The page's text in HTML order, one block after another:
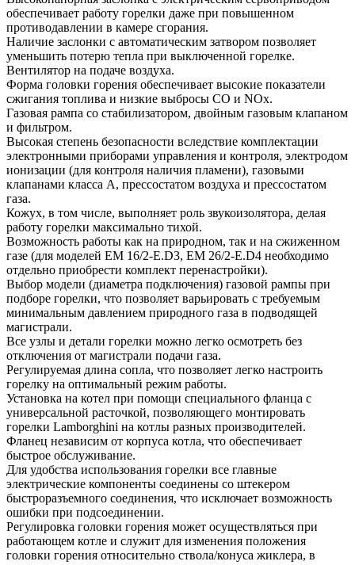
обеспечивает работу горелки даже при повышенном
противодавлении в камере сгорания.
Наличие заслонки с автоматическим затвором позволяет
уменьшить потерю тепла при выключенной горелке.
Вентилятор на подаче воздуха.
Форма головки горения обеспечивает высокие показатели
сжигания топлива и низкие выбросы CO и NOx.
Газовая рампа со стабилизатором, двойным газовым клапаном
и фильтром.
Высокая степень безопасности вследствие комплектации
электронными приборами управления и контроля, электродом
ионизации (для контроля наличия пламени), газовыми
клапанами класса А, прессостатом воздуха и прессостатом
газа.
Кожух, в том числе, выполняет роль звукоизолятора, делая
работу горелки максимально тихой.
Возможность работы как на природном, так и на сжиженном
газе (для моделей EM 16/2-E.D3, EM 26/2-E.D4 необходимо
отдельно приобрести комплект перенастройки).
Выбор модели (диаметра подключения) газовой рампы при
подборе горелки, что позволяет варьировать с требуемым
минимальным давлением природного газа в подводящей
магистрали.
Все узлы и детали горелки можно легко осмотреть без
отключения от магистрали подачи газа.
Регулируемая длина сопла, что позволяет легко настроить
горелку на оптимальный режим работы.
Установка на котел при помощи специального фланца с
универсальной расточкой, позволяющего монтировать
горелки Lamborghini на котлы разных производителей.
Фланец независим от корпуса котла, что обеспечивает
быстрое обслуживание.
Для удобства использования горелки все главные
электрические компоненты соединены со штекером
быстроразъемного соединения, что исключает возможность
ошибки при подсоединении.
Регулировка головки горения может осуществляться при
работающем котле и служит для изменения положения
головки горения относительно ствола/конуса жиклера, в